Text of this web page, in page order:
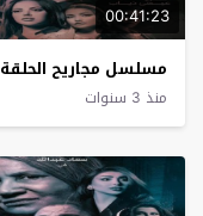
00:41:23
مسلسل مجاريح الحلقة 28
منذ 3 سنوات